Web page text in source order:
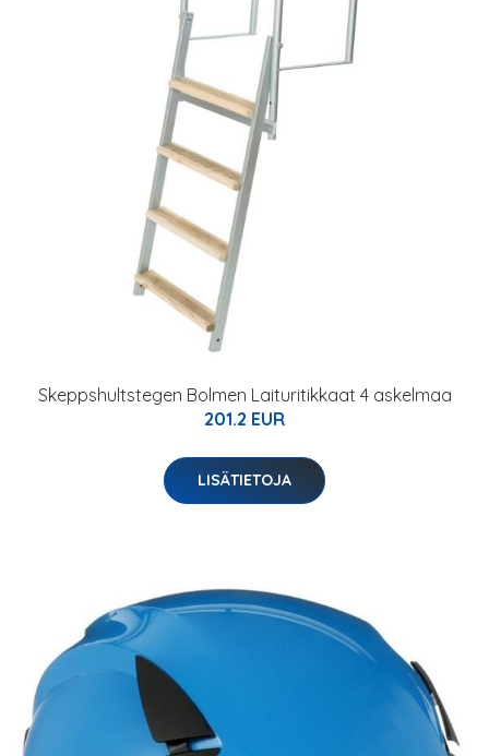
Skeppshultstegen Bolmen Laituritikkaat 4 askelmaa
201.2 EUR
LISÄTIETOJA